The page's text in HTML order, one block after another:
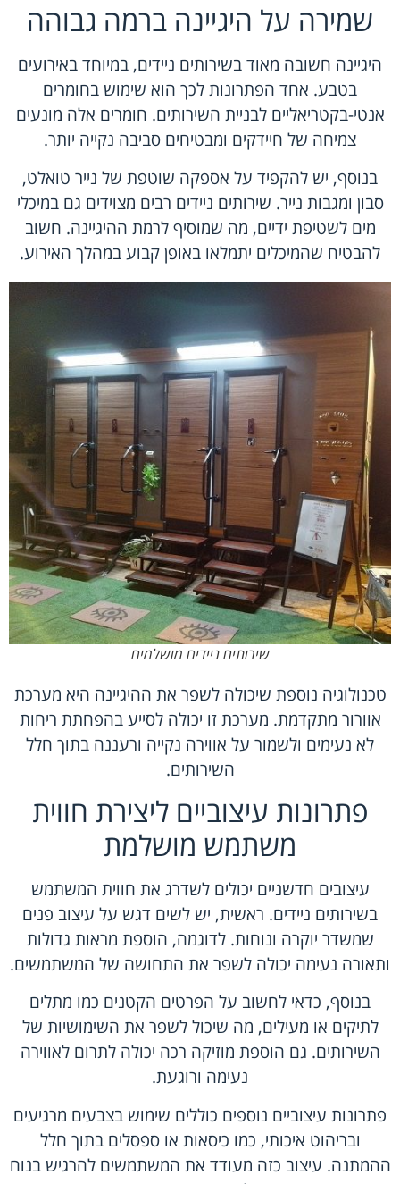
שמירה על היגיינה ברמה גבוהה
היגיינה חשובה מאוד בשירותים ניידים, במיוחד באירועים
בטבע. אחד הפתרונות לכך הוא שימוש בחומרים
אנטי-בקטריאליים לבניית השירותים. חומרים אלה מונעים
צמיחה של חיידקים ומבטיחים סביבה נקייה יותר.
בנוסף, יש להקפיד על אספקה שוטפת של נייר טואלט,
סבון ומגבות נייר. שירותים ניידים רבים מצוידים גם במיכלי
מים לשטיפת ידיים, מה שמוסיף לרמת ההיגיינה. חשוב
להבטיח שהמיכלים יתמלאו באופן קבוע במהלך האירוע.
שירותים ניידים מושלמים
טכנולוגיה נוספת שיכולה לשפר את ההיגיינה היא מערכת
אוורור מתקדמת. מערכת זו יכולה לסייע בהפחתת ריחות
לא נעימים ולשמור על אווירה נקייה ורעננה בתוך חלל
השירותים.
פתרונות עיצוביים ליצירת חווית
משתמש מושלמת
עיצובים חדשניים יכולים לשדרג את חווית המשתמש
בשירותים ניידים. ראשית, יש לשים דגש על עיצוב פנים
שמשדר יוקרה ונוחות. לדוגמה, הוספת מראות גדולות
ותאורה נעימה יכולה לשפר את התחושה של המשתמשים.
בנוסף, כדאי לחשוב על הפרטים הקטנים כמו מתלים
לתיקים או מעילים, מה שיכול לשפר את השימושיות של
השירותים. גם הוספת מוזיקה רכה יכולה לתרום לאווירה
נעימה ורוגעת.
פתרונות עיצוביים נוספים כוללים שימוש בצבעים מרגיעים
ובריהוט איכותי, כמו כיסאות או ספסלים בתוך חלל
ההמתנה. עיצוב כזה מעודד את המשתמשים להרגיש בנוח